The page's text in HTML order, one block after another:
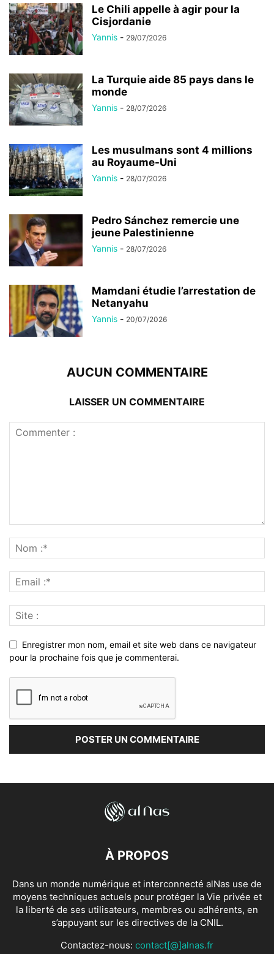
Le Chili appelle à agir pour la
Cisjordanie
Yannis - 29/07/2026
La Turquie aide 85 pays dans le
monde
Yannis - 28/07/2026
Les musulmans sont 4 millions
au Royaume-Uni
Yannis - 28/07/2026
Pedro Sánchez remercie une
jeune Palestinienne
Yannis - 28/07/2026
Mamdani étudie l’arrestation de
Netanyahu
Yannis - 20/07/2026
AUCUN COMMENTAIRE
LAISSER UN COMMENTAIRE
Enregistrer mon nom, email et site web dans ce navigateur
pour la prochaine fois que je commenterai.
À PROPOS
Dans un monde numérique et interconnecté alNas use de
moyens techniques actuels pour protéger la Vie privée et
la liberté de ses utilisateurs, membres ou adhérents, en
s’appuyant sur les directives de la CNIL.
Contactez-nous: contact[@]alnas.fr